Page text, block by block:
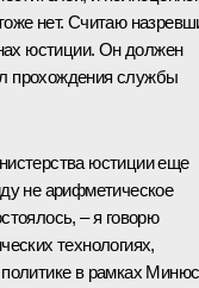
нет. Считаю
юстиции. Он должен
прохождения службы
юстиции еще
не арифметическое
– я говорю
технологиях,
в рамках